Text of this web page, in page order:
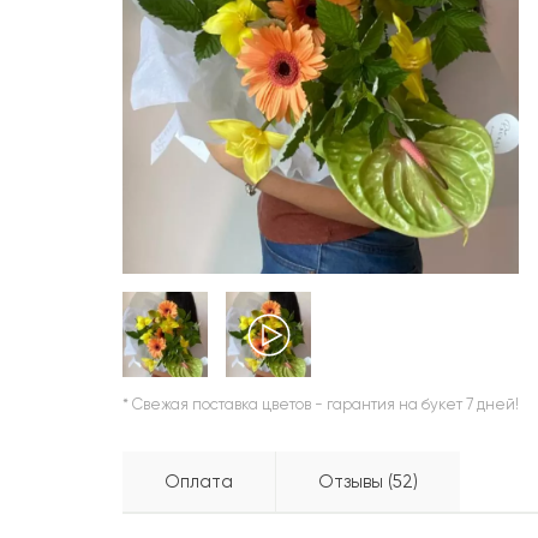
* Свежая поставка цветов - гарантия на букет 7 дней!
Оплата Отзывы (52)